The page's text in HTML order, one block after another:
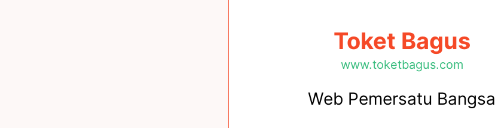
Toket Bagus
www.toketbagus.com
Web Pemersatu Bangsa